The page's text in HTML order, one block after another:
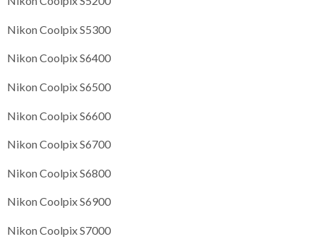
Nikon Coolpix S5300
Nikon Coolpix S6400
Nikon Coolpix S6500
Nikon Coolpix S6600
Nikon Coolpix S6700
Nikon Coolpix S6800
Nikon Coolpix S6900
Nikon Coolpix S7000